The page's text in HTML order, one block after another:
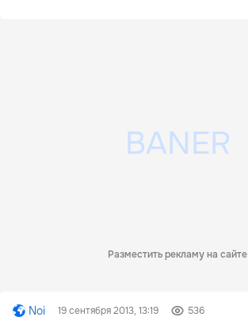
Разместить рекламу на сайте
Noi 19 сентября 2013, 13:19 536